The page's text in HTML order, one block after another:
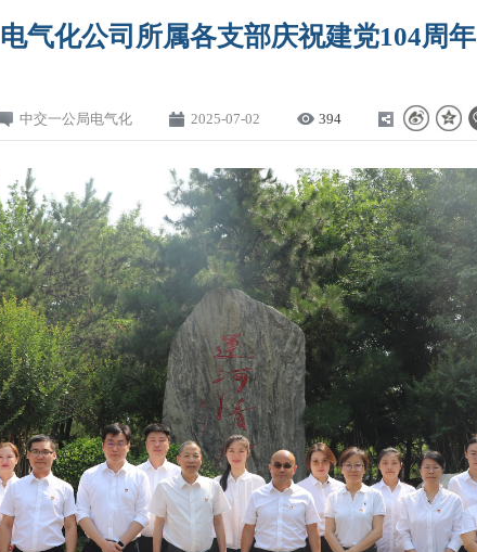
电气化公司所属各支部庆祝建党104周年
中交一公局电气化 2025-07-02 394